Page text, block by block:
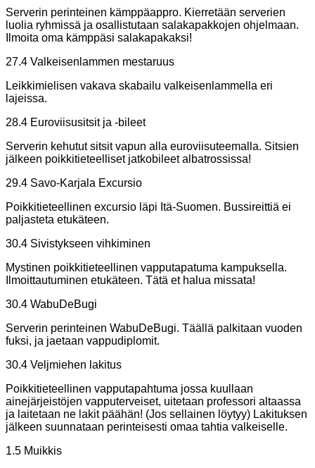
Serverin perinteinen kämppäappro. Kierretään serverien
luolia ryhmissä ja osallistutaan salakapakkojen ohjelmaan.
Ilmoita oma kämppäsi salakapakaksi!
27.4 Valkeisenlammen mestaruus
Leikkimielisen vakava skabailu valkeisenlammella eri
lajeissa.
28.4 Euroviisusitsit ja -bileet
Serverin kehutut sitsit vapun alla euroviisuteemalla. Sitsien
jälkeen poikkitieteelliset jatkobileet albatrossissa!
29.4 Savo-Karjala Excursio
Poikkitieteellinen excursio läpi Itä-Suomen. Bussireittiä ei
paljasteta etukäteen.
30.4 Sivistykseen vihkiminen
Mystinen poikkitieteellinen vapputapatuma kampuksella.
Ilmoittautuminen etukäteen. Tätä et halua missata!
30.4 WabuDeBugi
Serverin perinteinen WabuDeBugi. Täällä palkitaan vuoden
fuksi, ja jaetaan vappudiplomit.
30.4 Veljmiehen lakitus
Poikkitieteellinen vapputapahtuma jossa kuullaan
ainejärjeistöjen vapputerveiset, uitetaan professori altaassa
ja laitetaan ne lakit päähän! (Jos sellainen löytyy) Lakituksen
jälkeen suunnataan perinteisesti omaa tahtia valkeiselle.
1.5 Muikkis